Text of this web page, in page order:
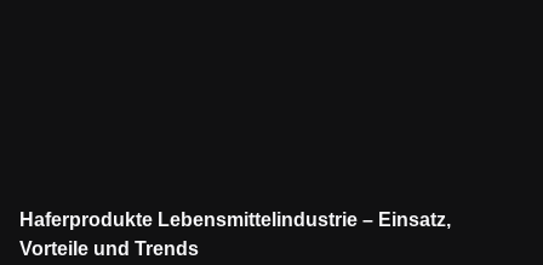
Haferprodukte Lebensmittelindustrie – Einsatz,
Vorteile und Trends